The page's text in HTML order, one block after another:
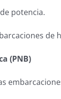
potencia.
de
(PNB)